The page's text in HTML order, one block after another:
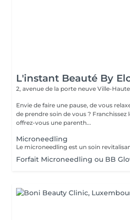
L'instant Beauté By
2, avenue de la porte neuve Ville-
Envie de faire une pause, de vous
de prendre soin de vous ?
offrez-vous une parenth...
Microneedling
Forfait Microneedling ou BB